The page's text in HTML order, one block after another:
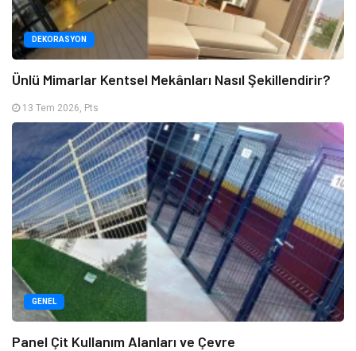
DEKORASYON
Ünlü Mimarlar Kentsel Mekânları Nasıl Şekillendirir?
13 Tem 2026, Pts
GENEL
Panel Çit Kullanım Alanları ve Çevre